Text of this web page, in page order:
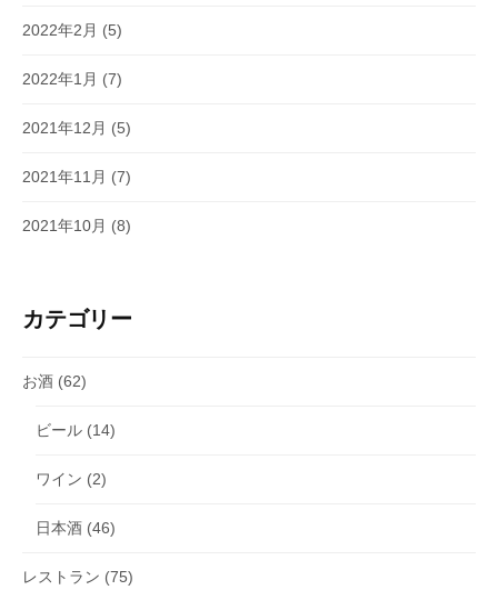
2022年2月 (5)
2022年1月 (7)
2021年12月 (5)
2021年11月 (7)
2021年10月 (8)
カテゴリー
お酒 (62)
ビール (14)
ワイン (2)
日本酒 (46)
レストラン (75)